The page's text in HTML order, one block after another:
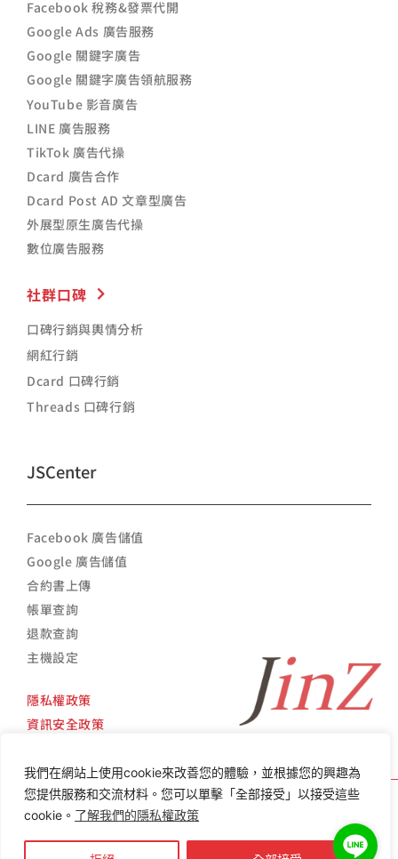
我們在網站上使用cookie來改善您的體驗，並根據您的興趣為
您提供服務和交流材料。您可以單擊「全部接受」以接受這些
cookie。 了解我們的隱私權政策
Facebook 稅務&發票代開
Google Ads 廣告服務
Google 關鍵字廣告
Google 關鍵字廣告領航服務
YouTube 影音廣告
LINE 廣告服務
TikTok 廣告代操
Dcard 廣告合作
Dcard Post AD 文章型廣告
外展型原生廣告代操
數位廣告服務
社群口碑
口碑行銷與輿情分析
網紅行銷
Dcard 口碑行銷
Threads 口碑行銷
JSCenter
Facebook 廣告儲值
Google 廣告儲值
合約書上傳
帳單查詢
退款查詢
主機設定
隱私權政策
資訊安全政策
Copyright ©2014 -
精立數位 All Rights Reserved. Design by 精立數位